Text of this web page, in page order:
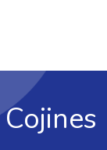
Cojines